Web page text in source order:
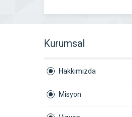
Kurumsal
Hakkımızda
Misyon